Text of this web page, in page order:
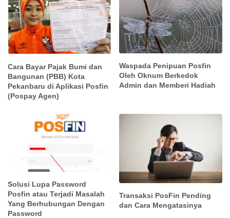
Cara Bayar Pajak Bumi dan
Bangunan (PBB) Kota
Pekanbaru di Aplikasi Posfin
(Pospay Agen)
Waspada Penipuan Posfin
Oleh Oknum Berkedok
Admin dan Memberi Hadiah
Solusi Lupa Password
Posfin atau Terjadi Masalah
Yang Berhubungan Dengan
Password
Transaksi PosFin Pending
dan Cara Mengatasinya